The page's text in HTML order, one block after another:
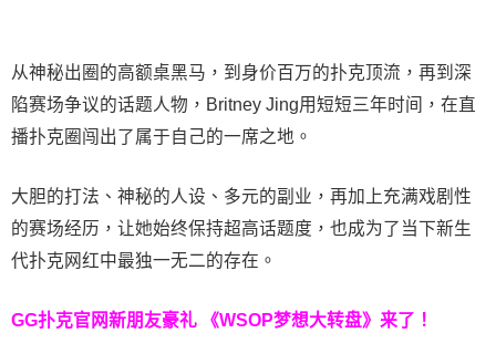
从神秘出圈的高额桌黑马，到身价百万的扑克顶流，再到深
陷赛场争议的话题人物，Britney Jing用短短三年时间，在直
播扑克圈闯出了属于自己的一席之地。
大胆的打法、神秘的人设、多元的副业，再加上充满戏剧性
的赛场经历，让她始终保持超高话题度，也成为了当下新生
代扑克网红中最独一无二的存在。
GG扑克官网新朋友豪礼 《WSOP梦想大转盘》来了！